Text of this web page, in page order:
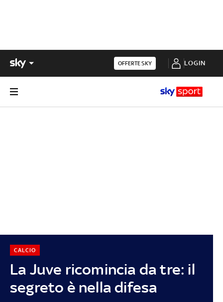
OFFERTE SKY LOGIN
La Juve ricomincia da tre: il
segreto è nella difesa
CALCIO